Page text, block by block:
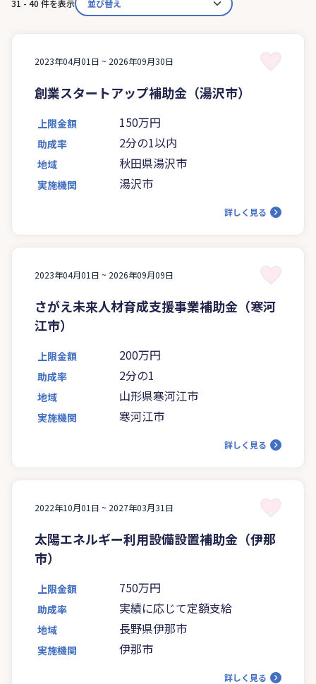
31 - 40 件を表示
2023年04月01日 ~ 2026年09月30日
創業スタートアップ補助金（湯沢市）
上限金額 150万円
助成率 2分の1以内
地域 秋田県湯沢市
実施機関 湯沢市
詳しく見る
2023年04月01日 ~ 2026年09月09日
さがえ未来人材育成支援事業補助金（寒河
江市）
上限金額 200万円
助成率 2分の1
地域 山形県寒河江市
実施機関 寒河江市
詳しく見る
2022年10月01日 ~ 2027年03月31日
太陽エネルギー利用設備設置補助金（伊那
市）
上限金額 750万円
助成率 実績に応じて定額支給
地域 長野県伊那市
実施機関 伊那市
詳しく見る